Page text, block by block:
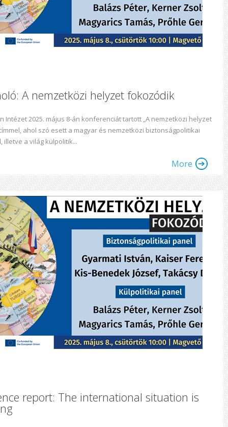
A nemzetközi helyzet fokozódik
Intézet 2025. május 8-án konferenciát tartott „A nemzetközi helyzet
ahol szó esett a magyar és nemzetközi biztonságpolitikai
illetve a világ külpolitik...
More
report: The international situation is